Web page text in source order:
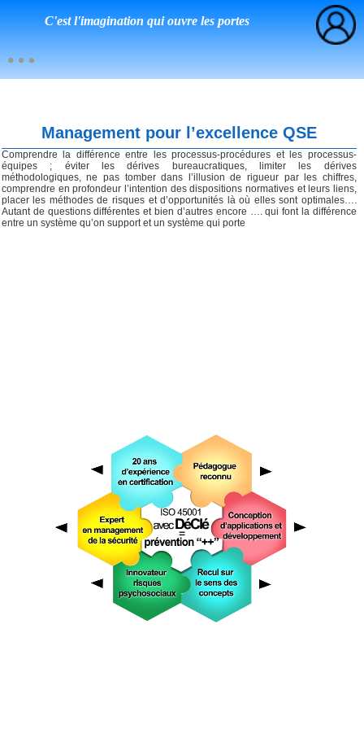
C'est l'imagination qui ouvre les portes
Management pour l’excellence QSE
Comprendre la différence entre les processus-procédures et les processus-
équipes ; éviter les dérives bureaucratiques, limiter les dérives
méthodologiques, ne pas tomber dans l’illusion de rigueur par les chiffres,
comprendre en profondeur l’intention des dispositions normatives et leurs liens,
placer les méthodes de risques et d’opportunités là où elles sont optimales….
Autant de questions différentes et bien d’autres encore …. qui font la différence
entre un système qu’on support et un système qui porte